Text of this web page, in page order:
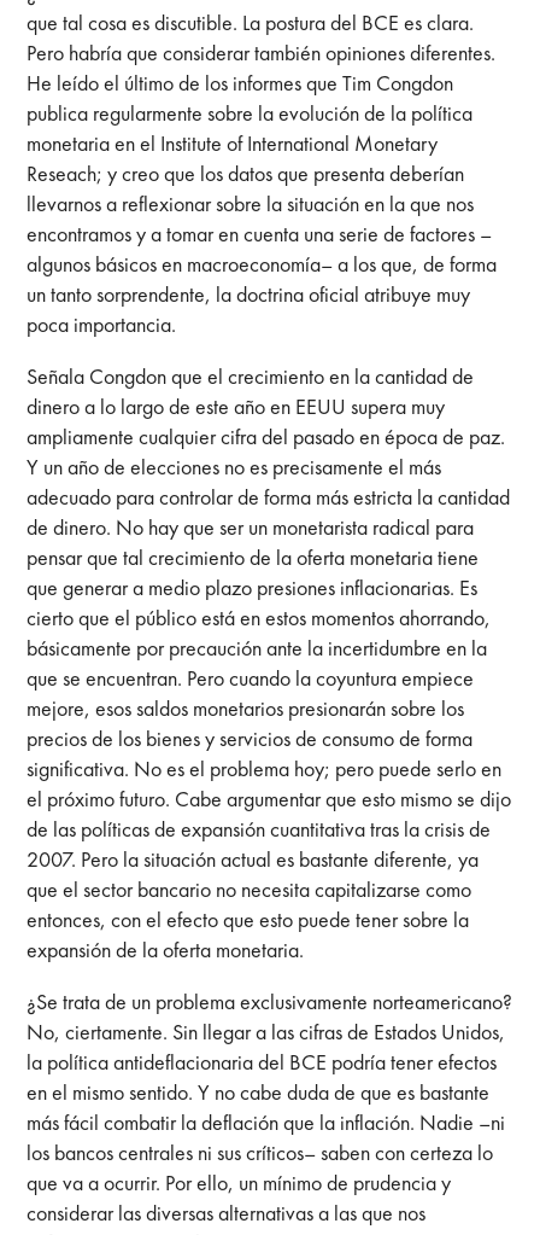
que tal cosa es discutible. La postura del BCE es clara.
Pero habría que considerar también opiniones diferentes.
He leído el último de los informes que Tim Congdon
publica regularmente sobre la evolución de la política
monetaria en el Institute of International Monetary
Reseach; y creo que los datos que presenta deberían
llevarnos a reflexionar sobre la situación en la que nos
encontramos y a tomar en cuenta una serie de factores –
algunos básicos en macroeconomía– a los que, de forma
un tanto sorprendente, la doctrina oficial atribuye muy
poca importancia.
Señala Congdon que el crecimiento en la cantidad de
dinero a lo largo de este año en EEUU supera muy
ampliamente cualquier cifra del pasado en época de paz.
Y un año de elecciones no es precisamente el más
adecuado para controlar de forma más estricta la cantidad
de dinero. No hay que ser un monetarista radical para
pensar que tal crecimiento de la oferta monetaria tiene
que generar a medio plazo presiones inflacionarias. Es
cierto que el público está en estos momentos ahorrando,
básicamente por precaución ante la incertidumbre en la
que se encuentran. Pero cuando la coyuntura empiece
mejore, esos saldos monetarios presionarán sobre los
precios de los bienes y servicios de consumo de forma
significativa. No es el problema hoy; pero puede serlo en
el próximo futuro. Cabe argumentar que esto mismo se dijo
de las políticas de expansión cuantitativa tras la crisis de
2007. Pero la situación actual es bastante diferente, ya
que el sector bancario no necesita capitalizarse como
entonces, con el efecto que esto puede tener sobre la
expansión de la oferta monetaria.
¿Se trata de un problema exclusivamente norteamericano?
No, ciertamente. Sin llegar a las cifras de Estados Unidos,
la política antideflacionaria del BCE podría tener efectos
en el mismo sentido. Y no cabe duda de que es bastante
más fácil combatir la deflación que la inflación. Nadie –ni
los bancos centrales ni sus críticos– saben con certeza lo
que va a ocurrir. Por ello, un mínimo de prudencia y
considerar las diversas alternativas a las que nos